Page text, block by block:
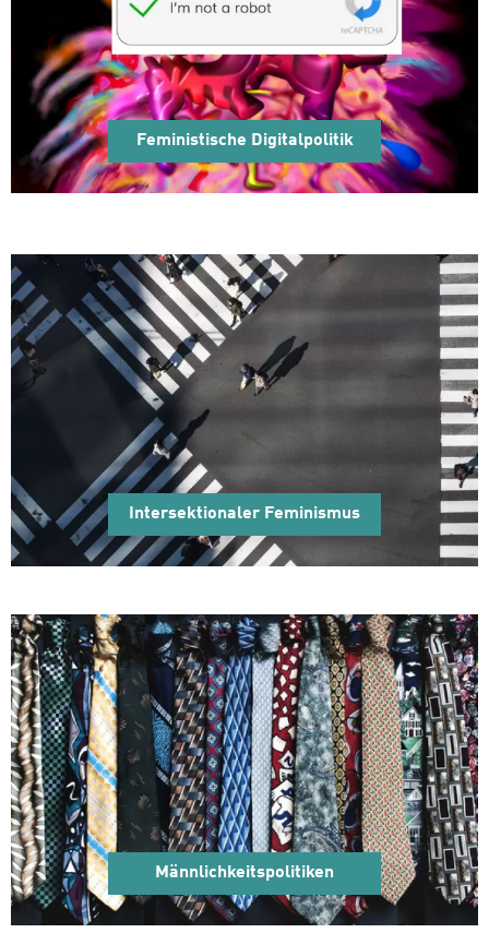
Feministische Digitalpolitik
Intersektionaler Feminismus
Männlichkeitspolitiken